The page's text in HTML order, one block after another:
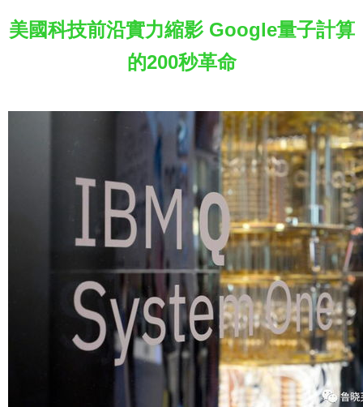
美國科技前沿實力縮影 Google量子計算
的200秒革命